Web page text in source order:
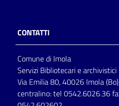
per
lettura
CONTATTI
Comune di Imola
Servizi Bibliotecari e archivistici
Via Emilia 80, 40026 Imola
centralino: tel 0542.6026.36